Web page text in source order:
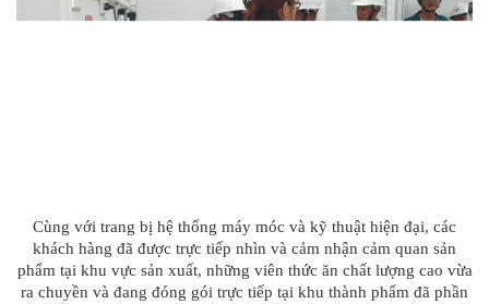
Cùng với trang bị hệ thống máy móc và kỹ thuật hiện đại, các
khách hàng đã được trực tiếp nhìn và cảm nhận cảm quan sản
phẩm tại khu vực sản xuất, những viên thức ăn chất lượng cao vừa
ra chuyền và đang đóng gói trực tiếp tại khu thành phẩm đã phần